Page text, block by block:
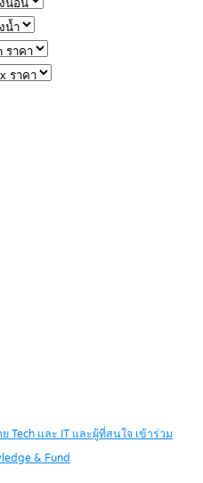
Tech และ IT และผู้ที่สนใจ เข้าร่วม
& Fund